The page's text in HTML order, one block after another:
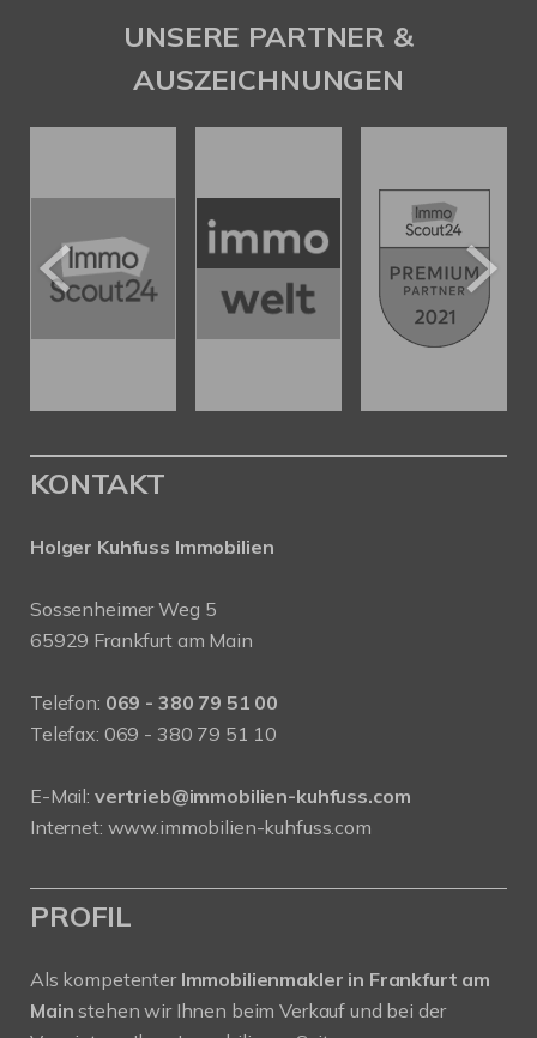
UNSERE PARTNER &
AUSZEICHNUNGEN
KONTAKT
Holger Kuhfuss Immobilien
Sossenheimer Weg 5
65929 Frankfurt am Main
Telefon: 069 - 380 79 51 00
Telefax: 069 - 380 79 51 10
E-Mail: vertrieb@immobilien-kuhfuss.com
Internet: www.immobilien-kuhfuss.com
PROFIL
Als kompetenter Immobilienmakler in Frankfurt am
Main stehen wir Ihnen beim Verkauf und bei der